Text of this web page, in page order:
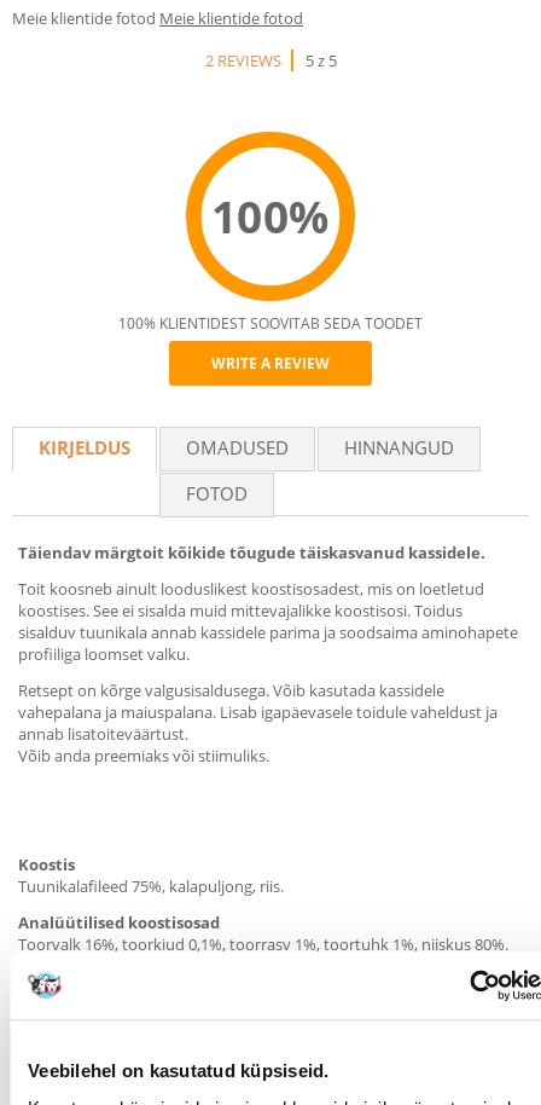
Veebilehel on kasutatud küpsiseid.
Meie klientide fotod Meie klientide fotod
2 REVIEWS
5 z 5
100%
Recommend
100% KLIENTIDEST SOOVITAB SEDA TOODET
WRITE A REVIEW
KIRJELDUS OMADUSED
HINNANGUD
FOTOD
Täiendav märgtoit kõikide tõugude täiskasvanud kassidele.
Toit koosneb ainult looduslikest koostisosadest, mis on loetletud
koostises. See ei sisalda muid mittevajalikke koostisosi. Toidus
sisalduv tuunikala annab kassidele parima ja soodsaima aminohapete
profiiliga loomset valku.
Retsept on kõrge valgusisaldusega. Võib kasutada kassidele
vahepalana ja maiuspalana. Lisab igapäevasele toidule vaheldust ja
annab lisatoiteväärtust.
Võib anda preemiaks või stiimuliks.
Koostis
Tuunikalafileed 75%, kalapuljong, riis.
Analüütilised koostisosad
Toorvalk 16%, toorkiud 0,1%, toorrasv 1%, toortuhk 1%, niiskus 80%.
Söötmise soovitused: